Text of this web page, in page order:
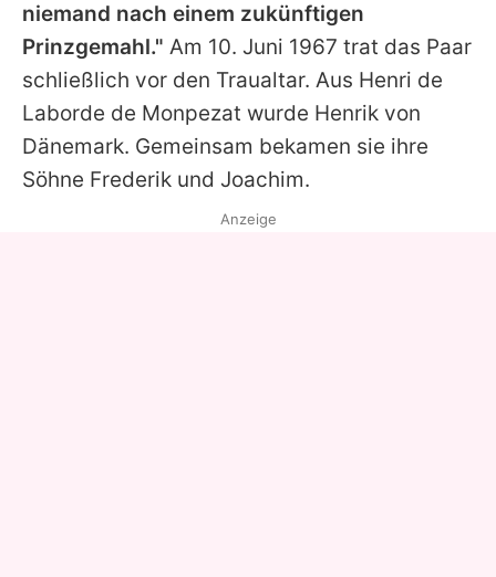
niemand nach einem zukünftigen
Prinzgemahl." Am 10. Juni 1967 trat das Paar
schließlich vor den Traualtar. Aus Henri de
Laborde de Monpezat wurde Henrik von
Dänemark. Gemeinsam bekamen sie ihre
Söhne Frederik und Joachim.
Anzeige